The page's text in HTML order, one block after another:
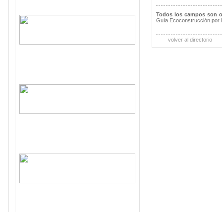
Todos los campos son
Guía Ecoconstrucción por
volver al directorio